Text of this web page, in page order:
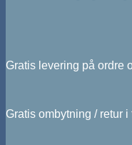
Gratis levering på ordre
Gratis ombytning / retur